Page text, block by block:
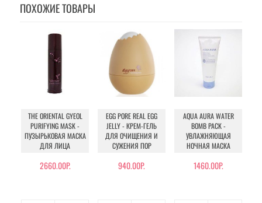
ПОХОЖИЕ ТОВАРЫ
THE ORIENTAL GYEOL
PURIFYING MASK -
ПУЗЫРЬКОВАЯ МАСКА
ДЛЯ ЛИЦА
2660.00Р.
EGG PORE REAL EGG
JELLY - КРЕМ-ГЕЛЬ
ДЛЯ ОЧИЩЕНИЯ И
СУЖЕНИЯ ПОР
940.00Р.
AQUA AURA WATER
BOMB PACK -
УВЛАЖНЯЮЩАЯ
НОЧНАЯ МАСКА
1460.00Р.